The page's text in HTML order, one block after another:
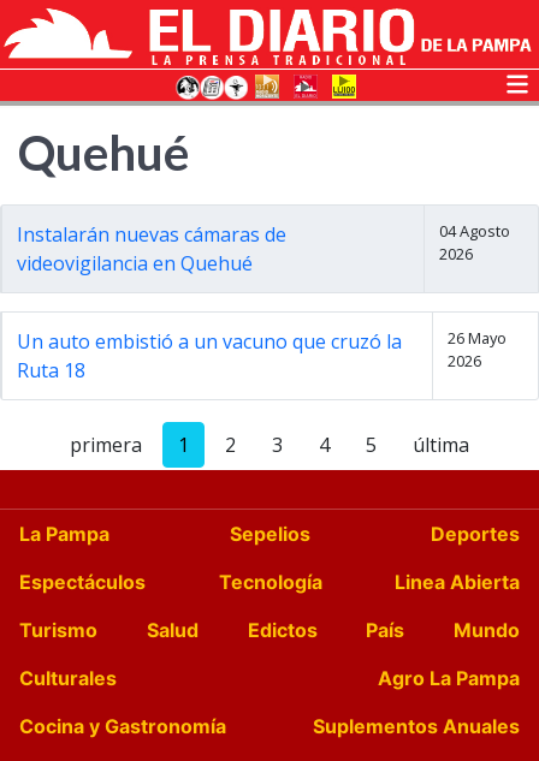
Quehué
Instalarán nuevas cámaras de
videovigilancia en Quehué
04 Agosto
2026
Un auto embistió a un vacuno que cruzó la
Ruta 18
26 Mayo
2026
primera 1 2 3 4 5 última
La Pampa Sepelios
Deportes
Espectáculos
Tecnología
Linea Abierta
Turismo
Salud Edictos País
Mundo
Culturales
Agro La Pampa
Cocina y Gastronomía
Suplementos Anuales